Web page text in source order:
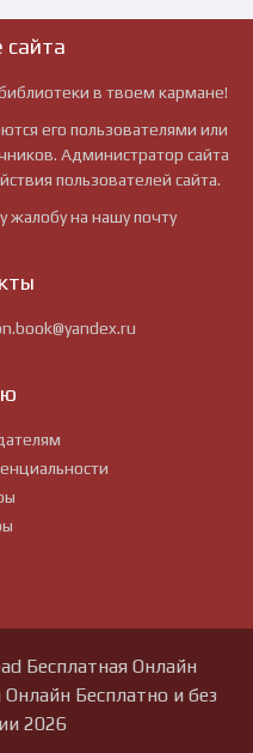
сайта
в твоем кармане!
его пользователями или
Администратор сайта
пользователей сайта.
на нашу почту
Бесплатная Онлайн
Бесплатно и без
2026